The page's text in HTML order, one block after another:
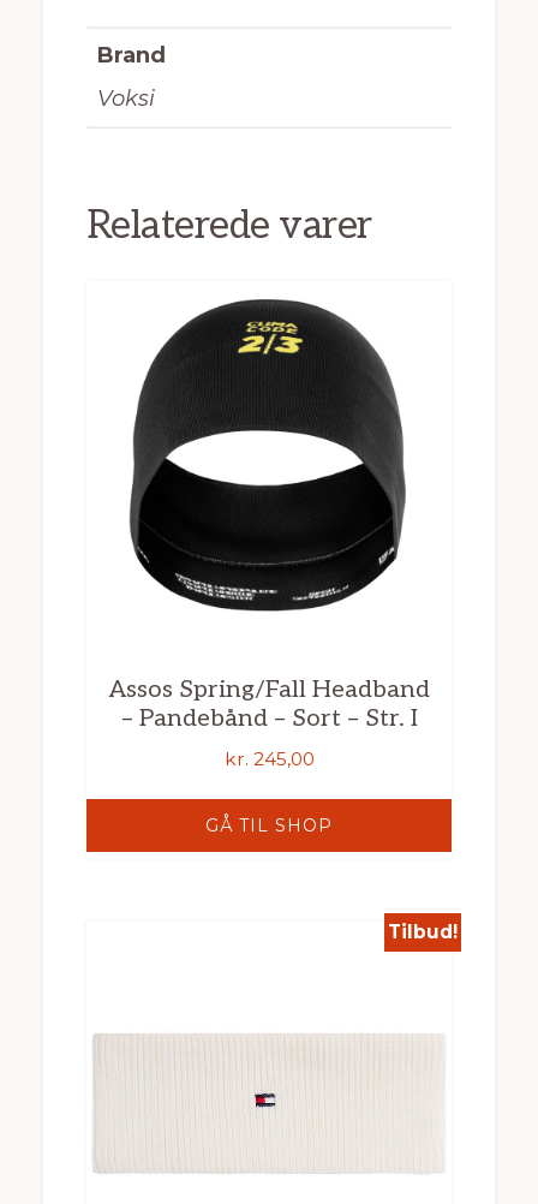
Brand
Voksi
Relaterede varer
Assos Spring/Fall Headband
– Pandebånd – Sort – Str. I
kr. 245,00
GÅ TIL SHOP
Tilbud!